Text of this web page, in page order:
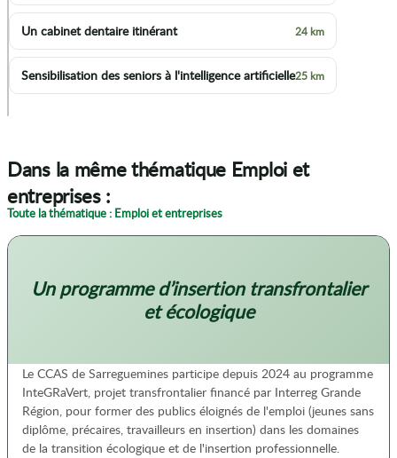
Un cabinet dentaire itinérant 24 km
Sensibilisation des seniors à l'intelligence artificielle25 km
Dans la même thématique Emploi et
entreprises :
Toute la thématique : Emploi et entreprises
Un programme d’insertion transfrontalier
et écologique
Le CCAS de Sarreguemines participe depuis 2024 au programme
InteGRaVert, projet transfrontalier financé par Interreg Grande
Région, pour former des publics éloignés de l'emploi (jeunes sans
diplôme, précaires, travailleurs en insertion) dans les domaines
de la transition écologique et de l'insertion professionnelle.